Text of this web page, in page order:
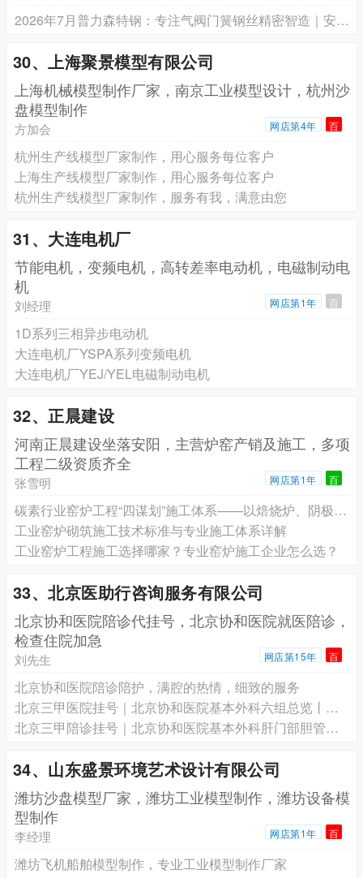
2026年7月普力森特钢：专注气阀门簧钢丝精密智造｜安徽源头厂家高经理13770986668直供全国
30、上海聚景模型有限公司
上海机械模型制作厂家，南京工业模型设计，杭州沙
盘模型制作
方加会 网店第4年 百
杭州生产线模型厂家制作，用心服务每位客户
上海生产线模型厂家制作，用心服务每位客户
杭州生产线模型厂家制作，服务有我，满意由您
31、大连电机厂
节能电机，变频电机，高转差率电动机，电磁制动电
机
刘经理 网店第1年 百
1D系列三相异步电动机
大连电机厂YSPA系列变频电机
大连电机厂YEJ/YEL电磁制动电机
32、正晨建设
河南正晨建设坐落安阳，主营炉窑产销及施工，多项
工程二级资质齐全
张雪明 网店第1年 百
碳素行业窑炉工程“四谋划”施工体系——以焙烧炉、阴极焙烧炉、煅烧炉为例
工业窑炉砌筑施工技术标准与专业施工体系详解
工业窑炉工程施工选择哪家？专业窑炉施工企业怎么选？
33、北京医助行咨询服务有限公司
北京协和医院陪诊代挂号，北京协和医院就医陪诊，
检查住院加急
刘先生 网店第15年 百
北京协和医院陪诊陪护，满腔的热情，细致的服务
北京三甲医院挂号｜北京协和医院基本外科六组总览丨协和专家号预约
北京三甲陪诊挂号｜北京协和医院基本外科肝门部胆管癌丨桑新亭专家号预约
34、山东盛景环境艺术设计有限公司
潍坊沙盘模型厂家，潍坊工业模型制作，潍坊设备模
型制作
李经理 网店第1年 百
潍坊飞机船舶模型制作，专业工业模型制作厂家